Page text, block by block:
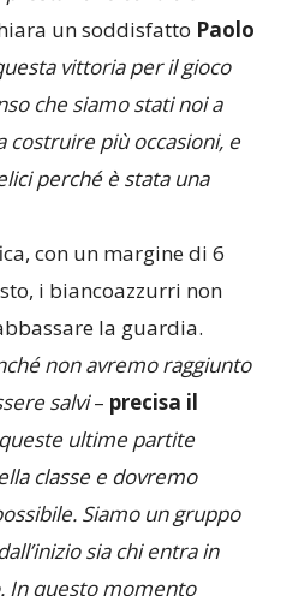
prestazione contro un
un soddisfatto Paolo
vittoria per il gioco
che siamo stati noi a
costruire più occasioni, e
perché è stata una
la guardia.
non avremo raggiunto
salvi –
precisa il
ultime partite
classe e dovremo
Siamo un gruppo
sia chi entra in